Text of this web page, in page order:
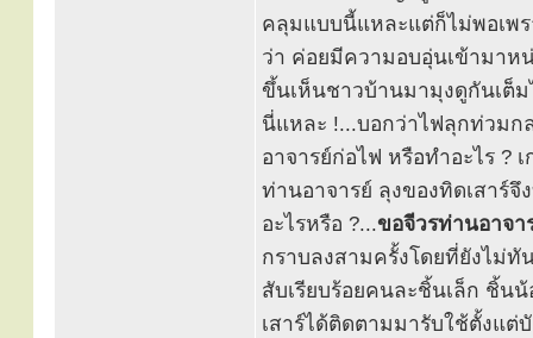
คลุมแบบนี้แหละแต่ก็ไม่พอเพ
ว่า ค่อยมีความอบอุ่นเข้ามาห
ขึ้นเห็นชาวบ้านมามุงดูกันเต็ม
นี่แหละ !...บอกว่าไฟลุกท่วมก
อาจารย์ก่อไฟ หรือทำอะไร ?
ท่านอาจารย์ ลุงของทิดเสาร์
อะไรหรือ ?...ขอจีวรท่านอาจ
กราบลงสามครั้งโดยที่ยังไม่ทั
สับเรียบร้อยคนละชิ้นเล็ก ชิ้น
เสาร์ได้ติดตามมารับใช้ตั้งแต่